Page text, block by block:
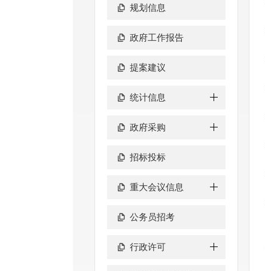
规划信息
政府工作报告
提案建议
统计信息
政府采购
招标投标
重大会议信息
公务员招考
行政许可